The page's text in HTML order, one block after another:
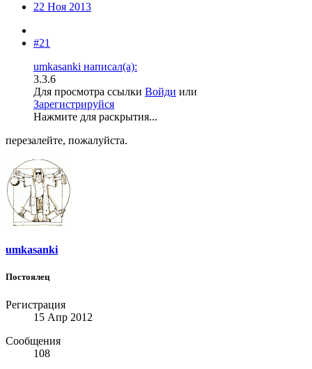
22 Ноя 2013
#21
umkasanki написал(а):
3.3.6
Для просмотра ссылки Войди или
Зарегистрируйся
Нажмите для раскрытия...
перезалейте, пожалуйста.
umkasanki
Постоялец
Регистрация
15 Апр 2012
Сообщения
108